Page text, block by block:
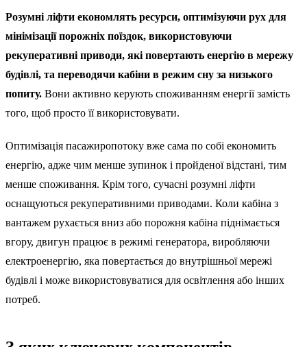
Розумні ліфти економлять ресурси, оптимізуючи рух для
мінімізації порожніх поїздок, використовуючи
рекуперативні приводи, які повертають енергію в мережу
будівлі, та переводячи кабіни в режим сну за низького
попиту. Вони активно керують споживанням енергії замість
того, щоб просто її використовувати.
Оптимізація пасажиропотоку вже сама по собі економить
енергію, адже чим менше зупинок і пройденої відстані, тим
менше споживання. Крім того, сучасні розумні ліфти
оснащуються рекуперативними приводами. Коли кабіна з
вантажем рухається вниз або порожня кабіна піднімається
вгору, двигун працює в режимі генератора, виробляючи
електроенергію, яка повертається до внутрішньої мережі
будівлі і може використовуватися для освітлення або інших
потреб.